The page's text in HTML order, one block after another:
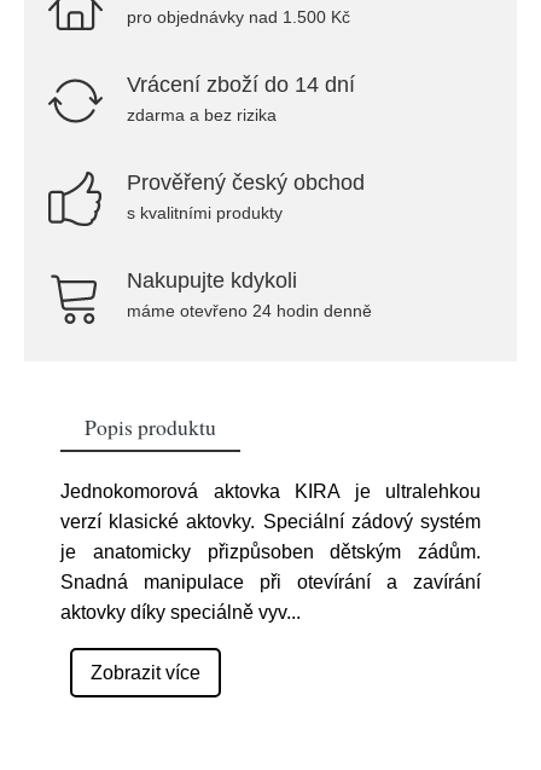
pro objednávky nad 1.500 Kč
Vrácení zboží do 14 dní
zdarma a bez rizika
Prověřený český obchod
s kvalitními produkty
Nakupujte kdykoli
máme otevřeno 24 hodin denně
Popis produktu
Jednokomorová aktovka KIRA je ultralehkou
verzí klasické aktovky. Speciální zádový systém
je anatomicky přizpůsoben dětským zádům.
Snadná manipulace při otevírání a zavírání
aktovky díky speciálně vyv...
Zobrazit více